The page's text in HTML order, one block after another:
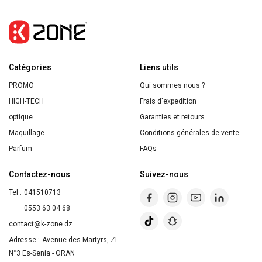
Végétal
Actif
Soin
des
Yeux
Anti-
Rides
-
Soin
Anti-
Age
-
Acide
Hyaluronique
Catégories
PROMO
HIGH-TECH
optique
Maquillage
Parfum
Liens utils
Qui sommes nous ?
Frais d'expedition
Garanties et retours
Conditions générales de vente
FAQs
Contactez-nous
Tel : 041510713
0553 63 04 68
contact@k-zone.dz
Adresse : Avenue des Martyrs, ZI
N°3 Es-Senia - ORAN
Suivez-nous